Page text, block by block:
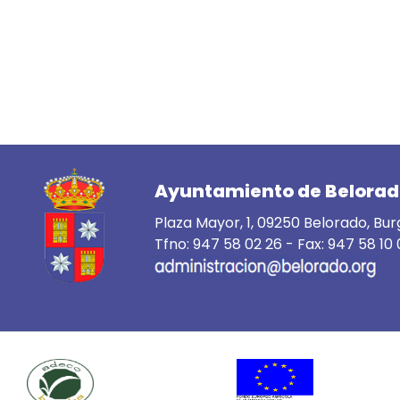
Ayuntamiento de
Plaza Mayor, 1, 09250 Belorado,
Tfno: 947 58 02 26 - Fax: 947 58 10